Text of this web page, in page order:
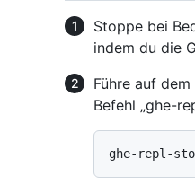
Stoppe bei
indem du die
Führe auf
Befehl „ghe-